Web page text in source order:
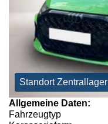
Standort Zentrallager
Allgemeine Daten:
Fahrzeugtyp